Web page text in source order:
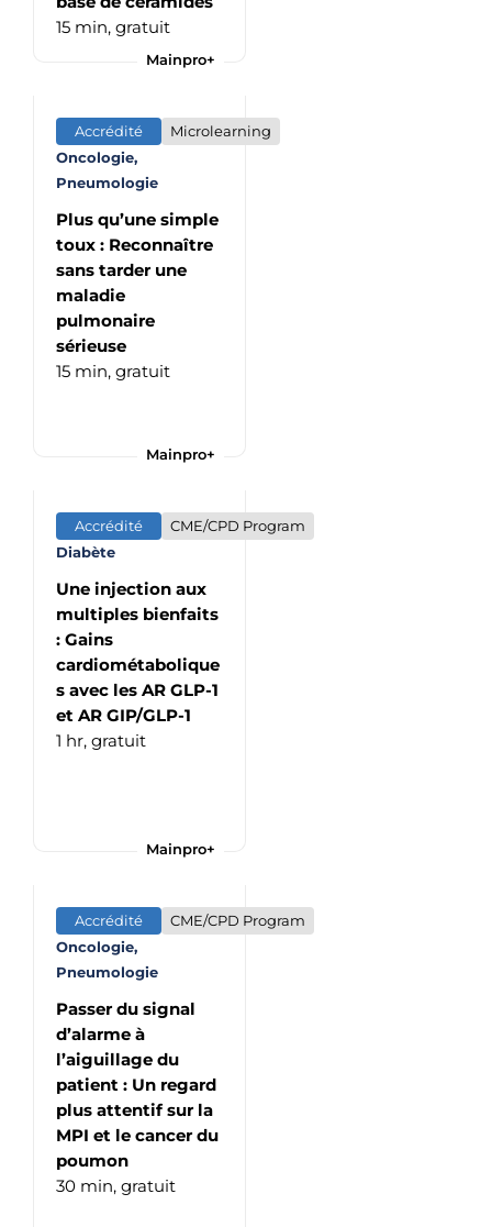
15 min, gratuit
Mainpro+
Accrédité
Microlearning
Oncologie,
Pneumologie
Plus qu’une simple
toux : Reconnaître
sans tarder une
maladie
pulmonaire
sérieuse
15 min, gratuit
Mainpro+
Accrédité
CME/CPD Program
Diabète
Une injection aux
multiples bienfaits
: Gains
cardiométabolique
s avec les AR GLP-1
et AR GIP/GLP-1
1 hr, gratuit
Mainpro+
Accrédité
CME/CPD Program
Oncologie,
Pneumologie
Passer du signal
d’alarme à
l’aiguillage du
patient : Un regard
plus attentif sur la
MPI et le cancer du
poumon
30 min, gratuit